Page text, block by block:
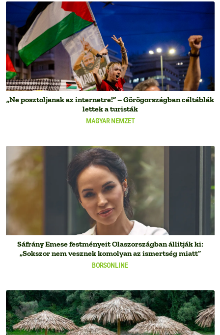
MAGYAR NEMZET
„Ne posztoljanak az internetre!” – Görögországban céltáblák
lettek a turisták
BORSONLINE
Sáfrány Emese festményeit Olaszországban állítják ki:
„Sokszor nem vesznek komolyan az ismertség miatt”